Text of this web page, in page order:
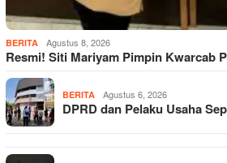
BERITA Agustus 8, 2026
Resmi! Siti Mariyam Pimpin Kwarcab
BERITA Agustus 6, 2026
DPRD dan Pelaku Usaha